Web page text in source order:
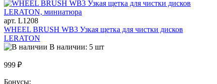
арт. L1208
WHEEL BRUSH WB3 Узкая щетка для чистки дисков
LERATON
В наличии: 5 шт
999 ₽
Бонусы: